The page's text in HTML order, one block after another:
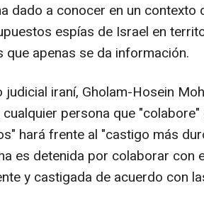
dado a conocer en un contexto
espías de Israel en
apenas se da información.
judicial iraní, Gholam-Hosein
persona que
hará frente al "castigo más
es detenida por colaborar con
y castigada de acuerdo con